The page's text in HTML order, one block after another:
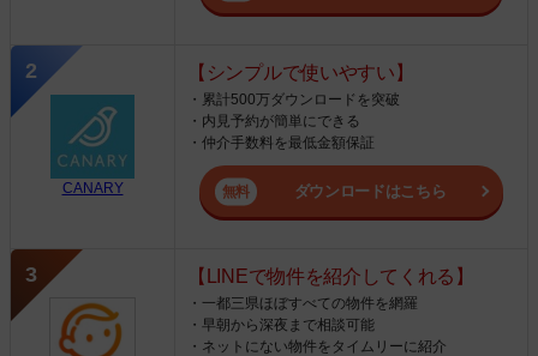
CANARY
【シンプルで使いやすい】
・累計500万ダウンロードを突破
・内見予約が簡単にできる
・仲介手数料を最低金額保証
ダウンロードはこちら
【LINEで物件を紹介してくれる】
・一都三県ほぼすべての物件を網羅
・早朝から深夜まで相談可能
・ネットにない物件をタイムリーに紹介